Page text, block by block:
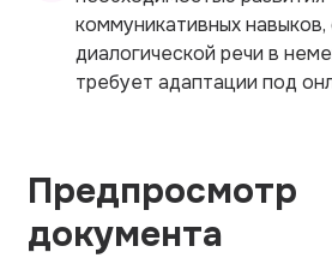
коммуникативных навыков,
диалогической речи в
требует адаптации под
Предпросмотр
документа